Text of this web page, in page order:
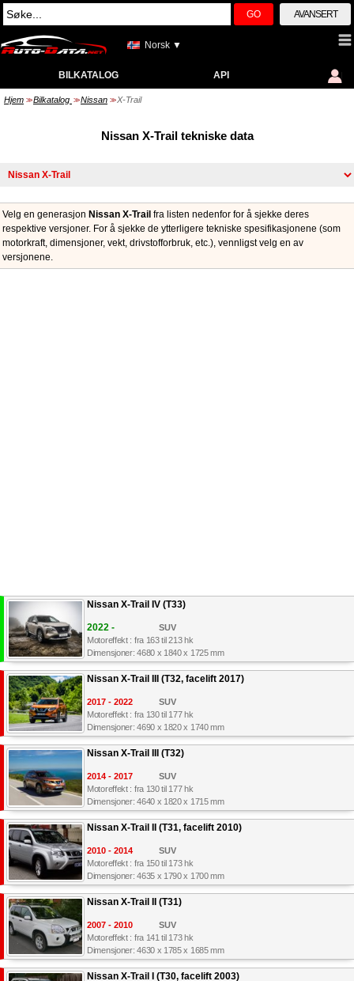
GO AVANSERT
Norsk ▼
BILKATALOG API
Hjem >> Bilkatalog >> Nissan >> X-Trail
Nissan X-Trail tekniske data
Velg en generasjon Nissan X-Trail fra listen nedenfor for å sjekke deres
respektive versjoner. For å sjekke de ytterligere tekniske spesifikasjonene (som
motorkraft, dimensjoner, vekt, drivstofforbruk, etc.), vennligst velg en av
versjonene.
Nissan X-Trail IV (T33)
2022 -
SUV
Motoreffekt : fra 163 til 213 hk
Dimensjoner: 4680 x 1840 x 1725 mm
Nissan X-Trail III (T32, facelift 2017)
2017 - 2022
SUV
Motoreffekt : fra 130 til 177 hk
Dimensjoner: 4690 x 1820 x 1740 mm
Nissan X-Trail III (T32)
2014 - 2017
SUV
Motoreffekt : fra 130 til 177 hk
Dimensjoner: 4640 x 1820 x 1715 mm
Nissan X-Trail II (T31, facelift 2010)
2010 - 2014
SUV
Motoreffekt : fra 150 til 173 hk
Dimensjoner: 4635 x 1790 x 1700 mm
Nissan X-Trail II (T31)
2007 - 2010
SUV
Motoreffekt : fra 141 til 173 hk
Dimensjoner: 4630 x 1785 x 1685 mm
Nissan X-Trail I (T30, facelift 2003)